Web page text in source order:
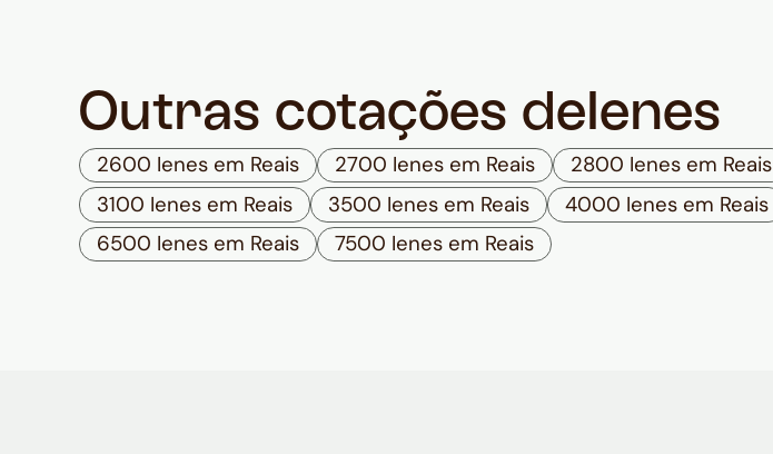
Outras cotações de Ienes
2600 Ienes em Reais 2700 Ienes em Reais 2800 Ienes em Reais
3100 Ienes em Reais
3500 Ienes em Reais 4000 Ienes em Reais
6500 Ienes em Reais
7500 Ienes em Reais